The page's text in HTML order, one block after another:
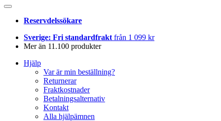
Reservdelssökare
Sverige: Fri standardfrakt från 1 099 kr
Mer än 11.100 produkter
Hjälp
Var är min beställning?
Returnerar
Fraktkostnader
Betalningsalternativ
Kontakt
Alla hjälpämnen